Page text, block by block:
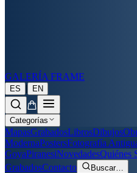
GALERÍA FRAME
ES | EN
Categorías
MapasGrabadosLibrosDibujos
ModernaPostersFotografía
GoyaPiranesiNovedadesQuiénes
GrabadosContacto Buscar…